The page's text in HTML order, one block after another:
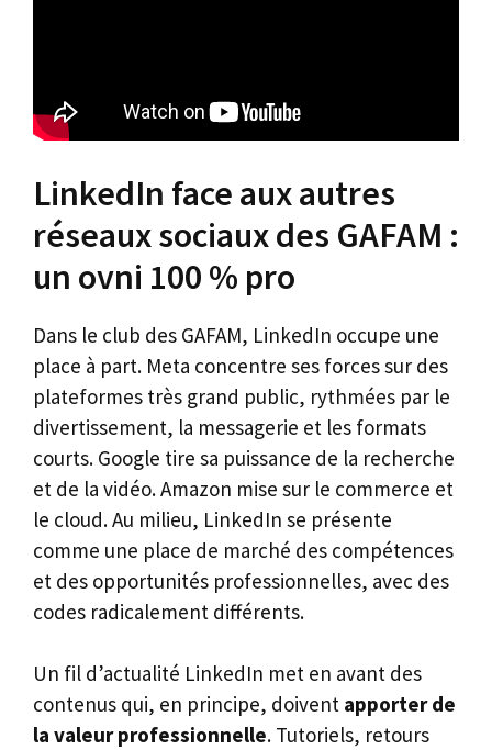
LinkedIn face aux autres
réseaux sociaux des GAFAM :
un ovni 100 % pro
Dans le club des GAFAM, LinkedIn occupe une
place à part. Meta concentre ses forces sur des
plateformes très grand public, rythmées par le
divertissement, la messagerie et les formats
courts. Google tire sa puissance de la recherche
et de la vidéo. Amazon mise sur le commerce et
le cloud. Au milieu, LinkedIn se présente
comme une place de marché des compétences
et des opportunités professionnelles, avec des
codes radicalement différents.
Un fil d’actualité LinkedIn met en avant des
contenus qui, en principe, doivent apporter de
la valeur professionnelle. Tutoriels, retours